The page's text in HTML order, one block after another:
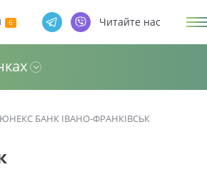
Читайте нас
БАНК ІВАНО-ФРАНКІВСЬК